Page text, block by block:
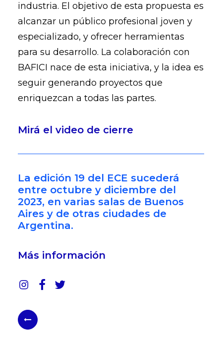
industria. El objetivo de esta propuesta es
alcanzar un público profesional joven y
especializado, y ofrecer herramientas
para su desarrollo. La colaboración con
BAFICI nace de esta iniciativa, y la idea es
seguir generando proyectos que
enriquezcan a todas las partes.
Mirá el video de cierre
La edición 19 del ECE sucederá
entre octubre y diciembre del
2023, en varias salas de Buenos
Aires y de otras ciudades de
Argentina.
Más información